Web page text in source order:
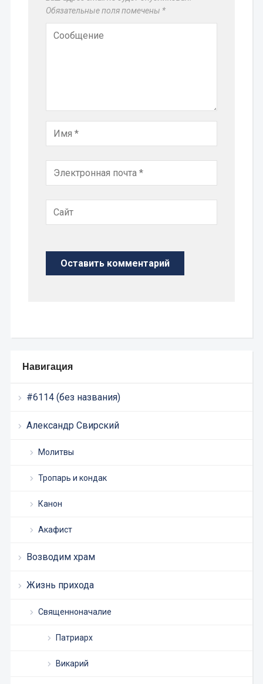
Навигация
#6114 (без названия)
Александр Свирский
Молитвы
Тропарь и кондак
Канон
Акафист
Возводим храм
Жизнь прихода
Священноначалие
Патриарх
Викарий
Обязательные поля помечены *